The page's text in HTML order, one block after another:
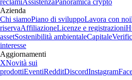
Azienda
Chi siamoPiano di sviluppoLavora con noi
riservaAffiliazioneLicenze e registrazioni
assetSostenibilità ambientaleCapitale
interesse
Aggiornamenti
XNovità sui
prodottiEventiRedditDiscordInstagram